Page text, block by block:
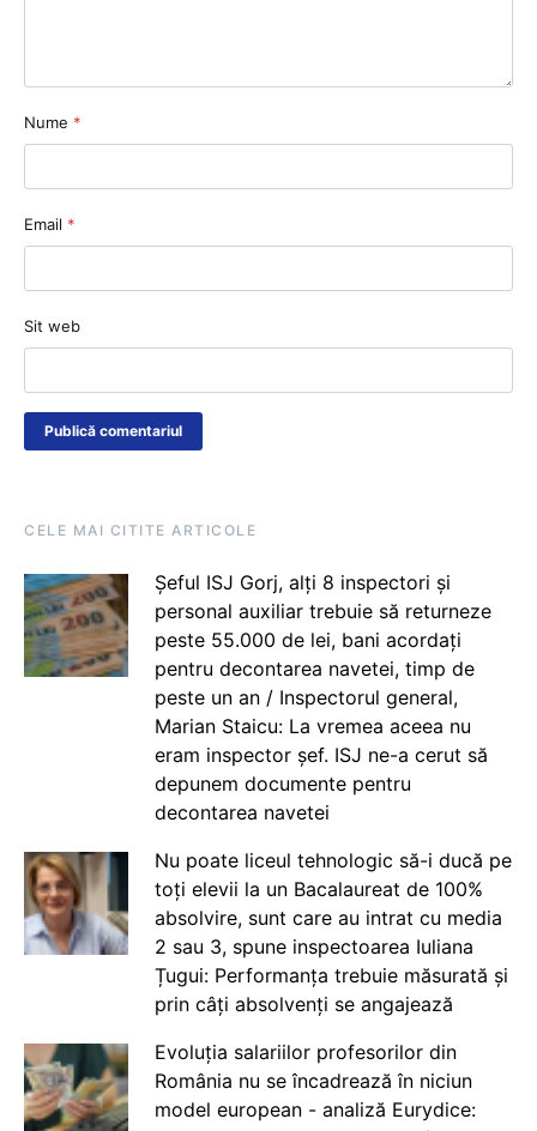
Nume *
Email *
Sit web
CELE MAI CITITE ARTICOLE
Șeful ISJ Gorj, alți 8 inspectori și
personal auxiliar trebuie să returneze
peste 55.000 de lei, bani acordați
pentru decontarea navetei, timp de
peste un an / Inspectorul general,
Marian Staicu: La vremea aceea nu
eram inspector șef. ISJ ne-a cerut să
depunem documente pentru
decontarea navetei
Nu poate liceul tehnologic să-i ducă pe
toți elevii la un Bacalaureat de 100%
absolvire, sunt care au intrat cu media
2 sau 3, spune inspectoarea Iuliana
Țugui: Performanța trebuie măsurată și
prin câți absolvenți se angajează
Evoluția salariilor profesorilor din
România nu se încadrează în niciun
model european - analiză Eurydice: